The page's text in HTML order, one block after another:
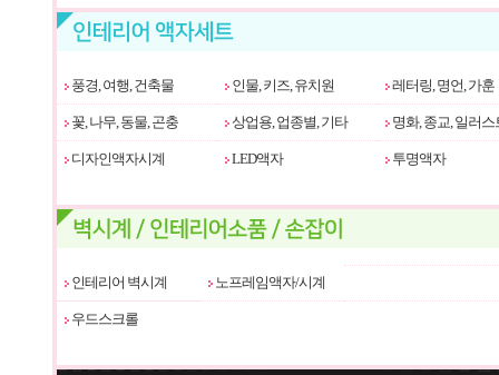
풍경, 여행, 건축물 인물, 키즈, 유치원 레터링, 명언, 가훈
꽃, 나무, 동물, 곤충 상업용, 업종별, 기타 명화, 종교, 일러스
디자인액자시계 LED액자 투명액자
인테리어 벽시계 노프레임액자/시계
우드스크롤